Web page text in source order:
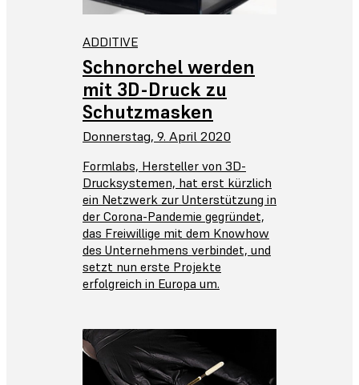
ADDITIVE
Schnorchel werden
mit 3D-Druck zu
Schutzmasken
Donnerstag, 9. April 2020
Formlabs, Hersteller von 3D-
Drucksystemen, hat erst kürzlich
ein Netzwerk zur Unterstützung in
der Corona-Pandemie gegründet,
das Freiwillige mit dem Knowhow
des Unternehmens verbindet, und
setzt nun erste Projekte
erfolgreich in Europa um.